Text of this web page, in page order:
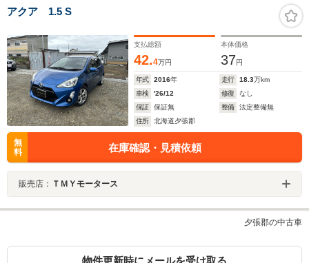
アクア 1.5 S
支払総額
42.4万円
本体価格
37円
年式 2016年 走行 18.3万km
車検
'26/12 修復
なし
保証
保証無 整備
法定整備無
住所
北海道夕張郡
無
料
在庫確認・見積依頼
販売店： ＴＭＹモータース
夕張郡の中古車
物件更新時にメールを受け取る